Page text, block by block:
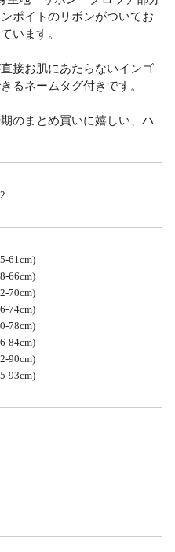
ポイトのリボンがついてお
います。
接お肌にあたらないインゴ
るネームタグ付きです。
のまとめ買いに嬉しい、ハ
61cm)
66cm)
70cm)
74cm)
78cm)
84cm)
90cm)
93cm)